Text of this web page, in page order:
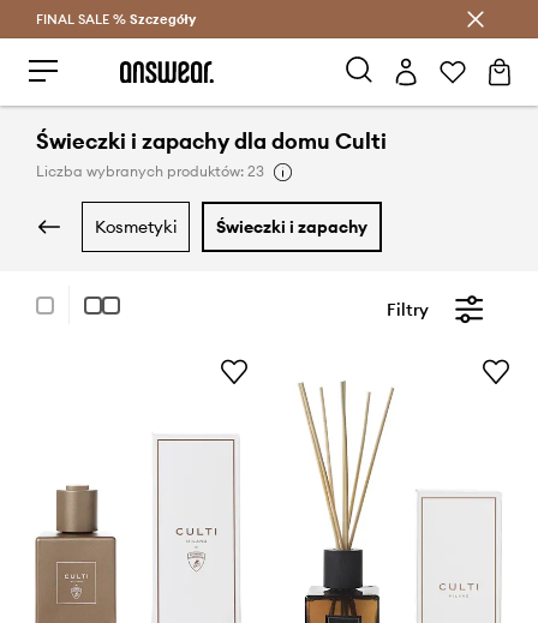
Oszczędzaj z Answear Club >
FINAL SALE % Szczegóły
Świeczki i zapachy dla domu Culti
Liczba wybranych produktów: 23
kosmetyki świeczki i zapachy
Filtry